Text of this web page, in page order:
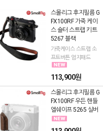
스몰리그 후지필름 G
FX100RF 가죽 케이
스 숄터 스트랩 키트
5267 블랙
가죽케이스 스트랩 소
프트버튼 엄지패드
113,900원
스몰리그 후지필름 G
FX100RF 우든 핸들
엘쉐이프 5265 실버